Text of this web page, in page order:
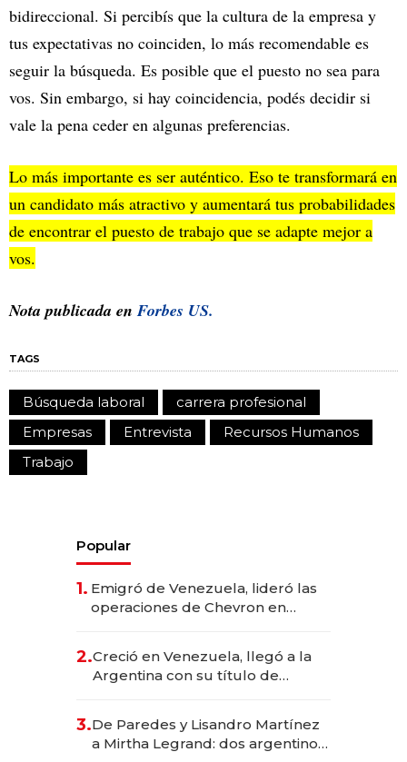
bidireccional. Si percibís que la cultura de la empresa y
tus expectativas no coinciden, lo más recomendable es
seguir la búsqueda. Es posible que el puesto no sea para
vos. Sin embargo, si hay coincidencia, podés decidir si
vale la pena ceder en algunas preferencias.
Lo más importante es ser auténtico. Eso te transformará en
un candidato más atractivo y aumentará tus probabilidades
de encontrar el puesto de trabajo que se adapte mejor a
vos.
Nota publicada enForbes US.
TAGS
Búsqueda laboral
carrera profesional
Empresas
Entrevista
Recursos Humanos
Trabajo
Popular
1. Emigró de Venezuela, lideró las
operaciones de Chevron en
2.Creció en Venezuela, llegó a la
Argentina con su título de
las marcas "fast premium"
3.De Paredes y Lisandro Martínez
a Mirtha Legrand: dos argentinos